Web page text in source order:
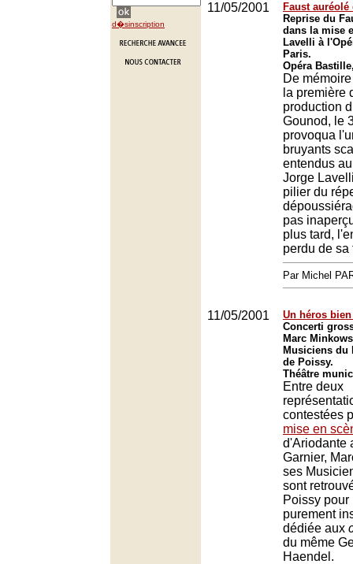
d�sinscription
11/05/2001
Faust
Reprise du
dans la mise
Lavelli à
Paris.
Opéra
De
la première
production
Gounod, le
provoqua
bruyants
entendus
Jorge
pilier du
pas
plus tard,
perdu de sa
Par Michel
11/05/2001
Un héros
Concerti
Marc
Musiciens du
de Poissy.
Théâtre
Entre deux
contestées
mise en
d'Ariodante
Garnier,
ses
sont
Poissy
purement
dédiée aux
du même
Haendel.